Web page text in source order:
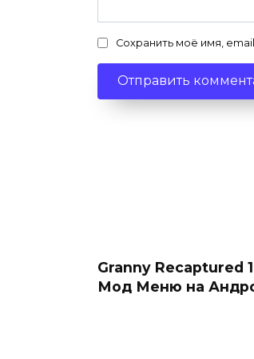
Сохранить моё имя,
Granny Recaptured
Мод Меню на